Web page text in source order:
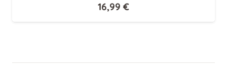
16,99 €